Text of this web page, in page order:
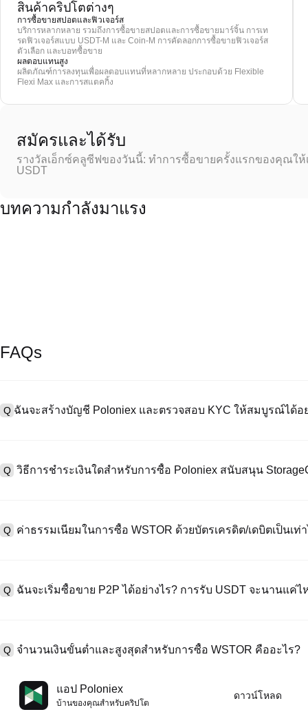
สินค้าคริปโตต่างๆ
การซื้อขายสปอตและฟิวเจอร์ส
บริการหลากหลาย รวมถึงการซื้อขายสปอตและการซื้อขายมาร์จิ้น การเท
รดฟิวเจอร์สแบบ USDT-M และ Coin-M การคัดลอกการซื้อขายฟิวเจอร์ส
ตัวเลือก และบอทซื้อขาย
ผลตอบแทนสูง
ผลิตภัณฑ์การลงทุนเพื่อผลตอบแทนที่หลากหลาย ประกอบด้วย Flexible
Flexi Max และการสแตคกิ้ง
สมัครและได้รับ
รางวัลเอ็กซ์คลูซีฟของวันนี้: ทำการซื้อขายครั้งแรกของคุณใ
USDT
บทความกำลังมาแรง
FAQs
Q ฉันจะสร้างบัญชี Poloniex และตรวจสอบ KYC ให้สมบูรณ์ได้อ
"ความปลอดภัย" อัปโหลดเอกสาร Id ที่ถูกต้องของคุณ และถ่ายเซลฟี่เ
Q วิธีการชำระเงินใดสำหรับการซื้อ Poloniex สนับสนุน
ซื้อขาย OTC สำหรับธุรกรรมขนาดใหญ่เกิน 100,000 USD พร้อมใบเสนอ
Q ค่าธรรมเนียมในการซื้อ WSTOR ด้วยบัตรเครดิต/เดบิตเป็นเท่
ธรรมเนียมการซื้อขายแบบสปอตมาตรฐาน (ต่ำถึง 0.05%) ใช้กับการซื้อขา
Q ฉันจะเริ่มซื้อขาย P2P ได้อย่างไร? การรับ USDT จะนานแค่ไ
กับวิธีการชำระเงินและเวลาตอบสนองของผู้ขาย
Q จำนวนเงินขั้นต่ำและสูงสุดสำหรับการซื้อ WSTOR คืออะไร?
ขีดจำกัดขั้นต่ำและสูงสุดแตกต่างกันขึ้นอยู่กับวิธีการซื้อและระดับการ
ดอลลาร์โดยสูงสุดขึ้นอยู่กับผู้ให้บริการ ผู้ขาย P2P ส่วนใหญ่มีข้อกำหนดก
มัดจำขั้นต่ำ 100 ดอลลาร์ คุณสามารถตรวจสอบแต่ละหน้าสำหรับขีดจำกั
แอป Poloniex
บ้านของคุณสําหรับคริปโต
ดาวน์โหลด